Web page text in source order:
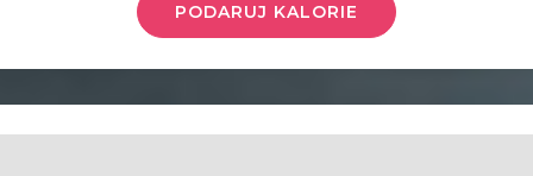
PODARUJ KALORIE